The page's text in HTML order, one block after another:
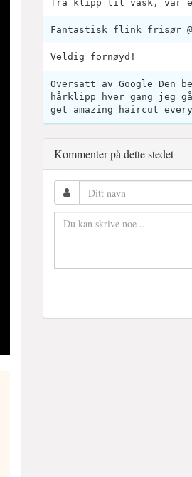
fra klipp til vask, var
Fantastisk flink frisør
Veldig fornøyd!
Oversatt av Google Den
hårklipp hver gang jeg
get amazing haircut
Kommenter på dette stedet